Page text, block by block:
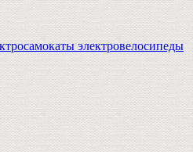
электровелосипеды